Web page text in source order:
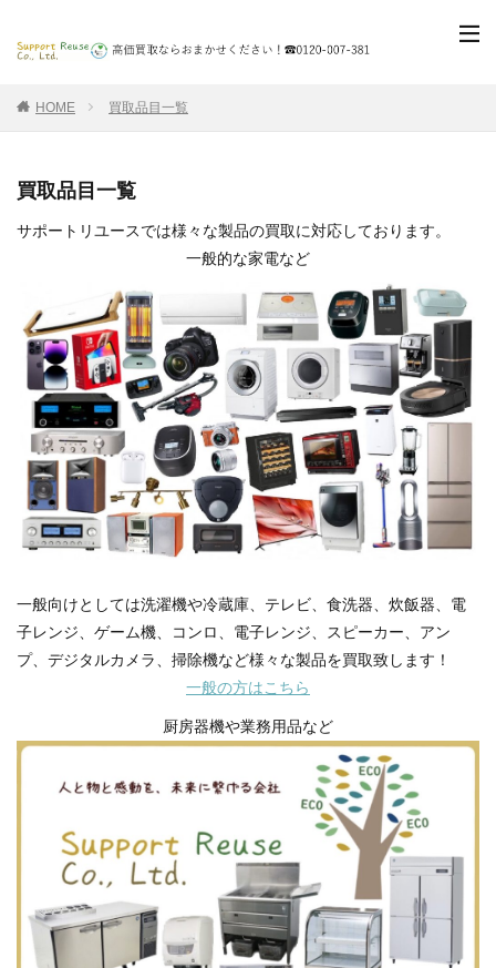
HOME 買取品目一覧
買取品目一覧
サポートリユースでは様々な製品の買取に対応しております。
一般的な家電など
一般向けとしては洗濯機や冷蔵庫、テレビ、食洗器、炊飯器、電
子レンジ、ゲーム機、コンロ、電子レンジ、スピーカー、アン
プ、デジタルカメラ、掃除機など様々な製品を買取致します！
一般の方はこちら
厨房器機や業務用品など